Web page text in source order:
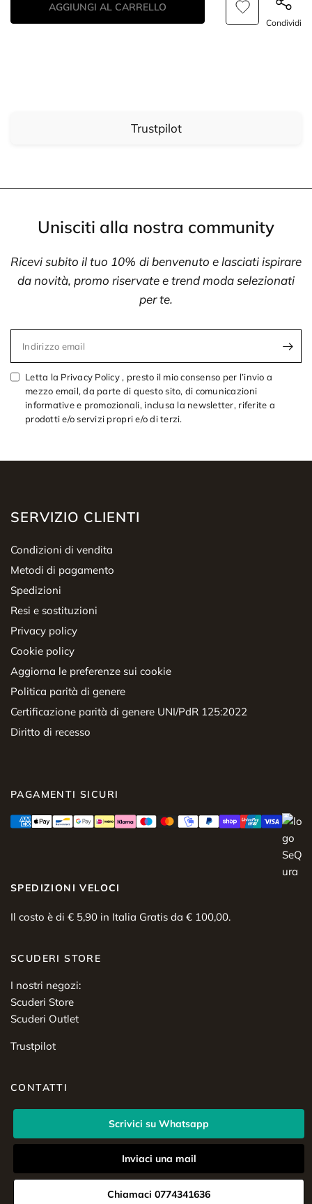
AGGIUNGI AL CARRELLO
Condividi
Trustpilot
Unisciti alla nostra community
Ricevi subito il tuo 10% di benvenuto e lasciati ispirare
da novità, promo riservate e trend moda selezionati
per te.
Indirizzo email
Letta la Privacy Policy , presto il mio consenso per l’invio a
mezzo email, da parte di questo sito, di comunicazioni
informative e promozionali, inclusa la newsletter, riferite a
prodotti e/o servizi propri e/o di terzi.
SERVIZIO CLIENTI
Condizioni di vendita
Metodi di pagamento
Spedizioni
Resi e sostituzioni
Privacy policy
Cookie policy
Aggiorna le preferenze sui cookie
Politica parità di genere
Certificazione parità di genere UNI/PdR 125:2022
Diritto di recesso
PAGAMENTI SICURI
SPEDIZIONI VELOCI
Il costo è di € 5,90 in Italia Gratis da € 100,00.
SCUDERI STORE
I nostri negozi:
Scuderi Store
Scuderi Outlet
Trustpilot
CONTATTI
Scrivici su Whatsapp
Inviaci una mail
Chiamaci 0774341636